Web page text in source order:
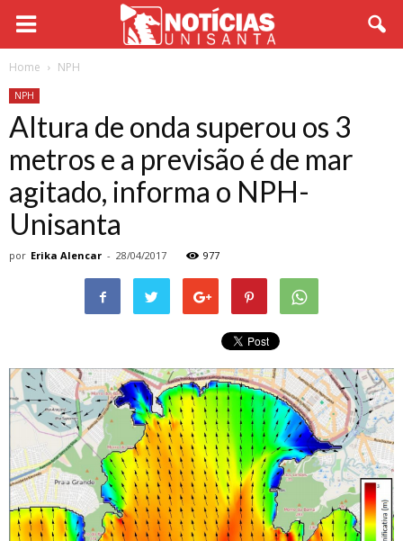
Home NPH
NPH
Altura de onda superou os 3
metros e a previsão é de mar
agitado, informa o NPH-
Unisanta
por Erika Alencar - 28/04/2017 977